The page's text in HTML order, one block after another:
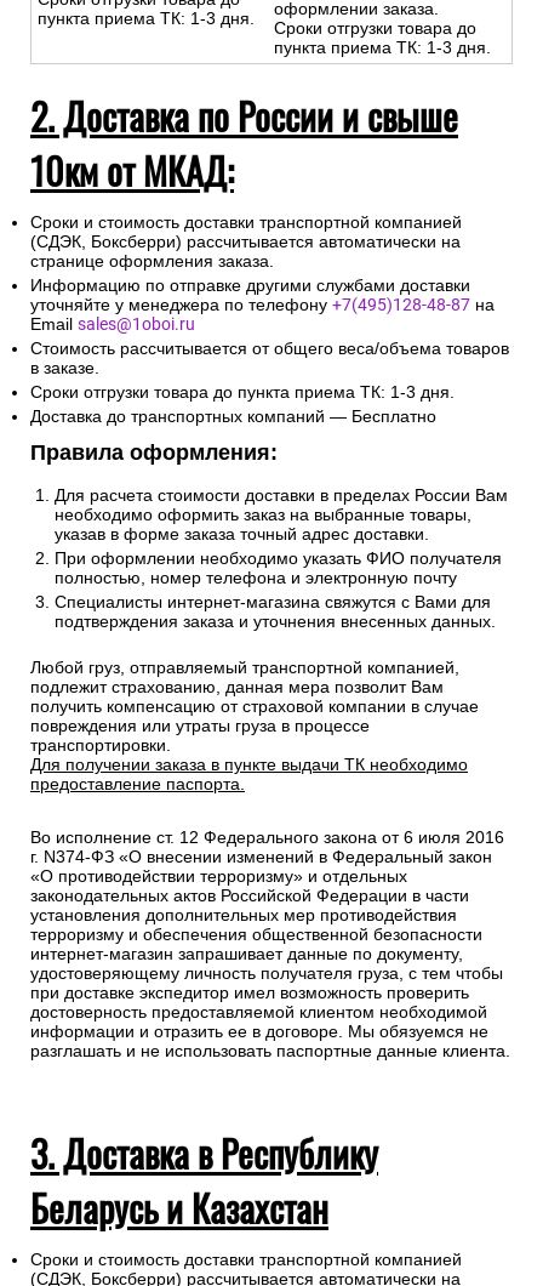
пункта приема ТК: 1-3 дня.
оформлении заказа.
Сроки отгрузки товара до
пункта приема ТК: 1-3 дня.
2. Доставка по России и свыше
10км от МКАД:
Сроки и стоимость доставки транспортной компанией
(СДЭК, Боксберри) рассчитывается автоматически на
странице оформления заказа.
Информацию по отправке другими службами доставки
уточняйте у менеджера по телефону +7(495)128-48-87 на
Email sales@1oboi.ru
Стоимость рассчитывается от общего веса/объема товаров
в заказе.
Сроки отгрузки товара до пункта приема ТК: 1-3 дня.
Доставка до транспортных компаний — Бесплатно
Правила оформления:
Для расчета стоимости доставки в пределах России Вам
необходимо оформить заказ на выбранные товары,
указав в форме заказа точный адрес доставки.
При оформлении необходимо указать ФИО получателя
полностью, номер телефона и электронную почту
Специалисты интернет-магазина свяжутся с Вами для
подтверждения заказа и уточнения внесенных данных.
Любой груз, отправляемый транспортной компанией,
подлежит страхованию, данная мера позволит Вам
получить компенсацию от страховой компании в случае
повреждения или утраты груза в процессе
транспортировки.
Для получении заказа в пункте выдачи ТК необходимо
предоставление паспорта.
Во исполнение ст. 12 Федерального закона от 6 июля 2016
г. N374-ФЗ «О внесении изменений в Федеральный закон
«О противодействии терроризму» и отдельных
законодательных актов Российской Федерации в части
установления дополнительных мер противодействия
терроризму и обеспечения общественной безопасности
интернет-магазин запрашивает данные по документу,
удостоверяющему личность получателя груза, с тем чтобы
при доставке экспедитор имел возможность проверить
достоверность предоставляемой клиентом необходимой
информации и отразить ее в договоре. Мы обязуемся не
разглашать и не использовать паспортные данные клиента.
3. Доставка в Республику
Беларусь и Казахстан
Сроки и стоимость доставки транспортной компанией
(СДЭК, Боксберри) рассчитывается автоматически на